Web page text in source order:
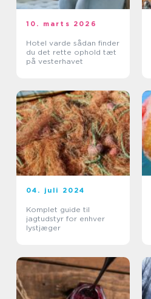
10. marts 2026
Hotel varde sådan finder
du det rette ophold tæt
på vesterhavet
04. juli 2024
Komplet guide til
jagtudstyr for enhver
lystjæger